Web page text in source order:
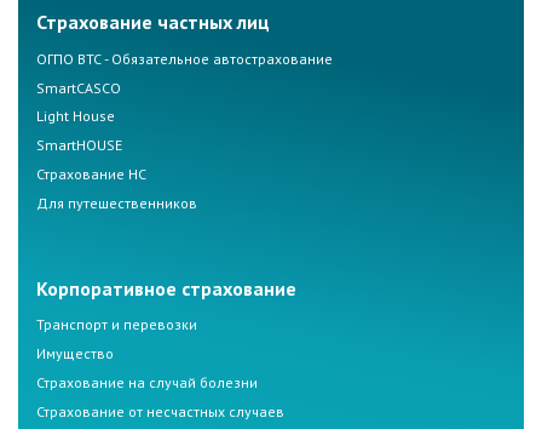
Страхование частных лиц
ОГПО ВТС - Обязательное автострахование
SmartCASCO
Light House
SmartHOUSE
Страхование НС
Для путешественников
Корпоративное страхование
Транспорт и перевозки
Имущество
Страхование на случай болезни
Страхование от несчастных случаев